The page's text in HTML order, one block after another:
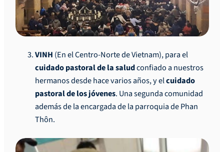
VINH (En el Centro-Norte de Vietnam), para el
cuidado pastoral de la saludconfiado a nuestros
hermanos desde hace varios años, y elcuidado
pastoral de los jóvenes. Una segunda comunidad
además de la encargada de la parroquia de Phan
Thôn.